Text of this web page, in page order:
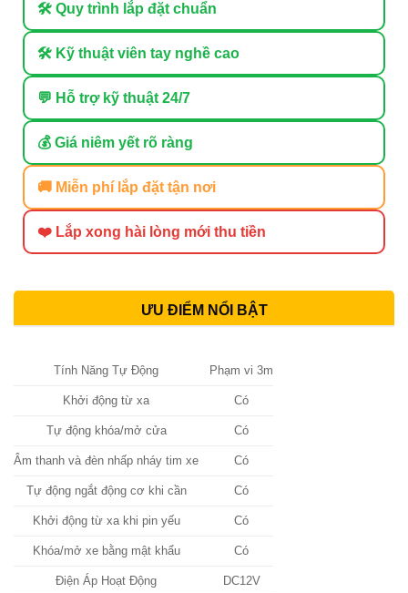
🛠 Quy trình lắp đặt chuẩn
🛠 Kỹ thuật viên tay nghề cao
💬 Hỗ trợ kỹ thuật 24/7
💰 Giá niêm yết rõ ràng
🚚 Miễn phí lắp đặt tận nơi
❤️ Lắp xong hài lòng mới thu tiền
ƯU ĐIỂM NỔI BẬT
Tính Năng Tự Động Phạm vi 3m
Khởi động từ xa Có
Tự động khóa/mở cửa Có
Âm thanh và đèn nhấp nháy tim xe Có
Tự động ngắt động cơ khi cần Có
Khởi động từ xa khi pin yếu Có
Khóa/mở xe bằng mật khẩu Có
Điện Áp Hoạt Động DC12V